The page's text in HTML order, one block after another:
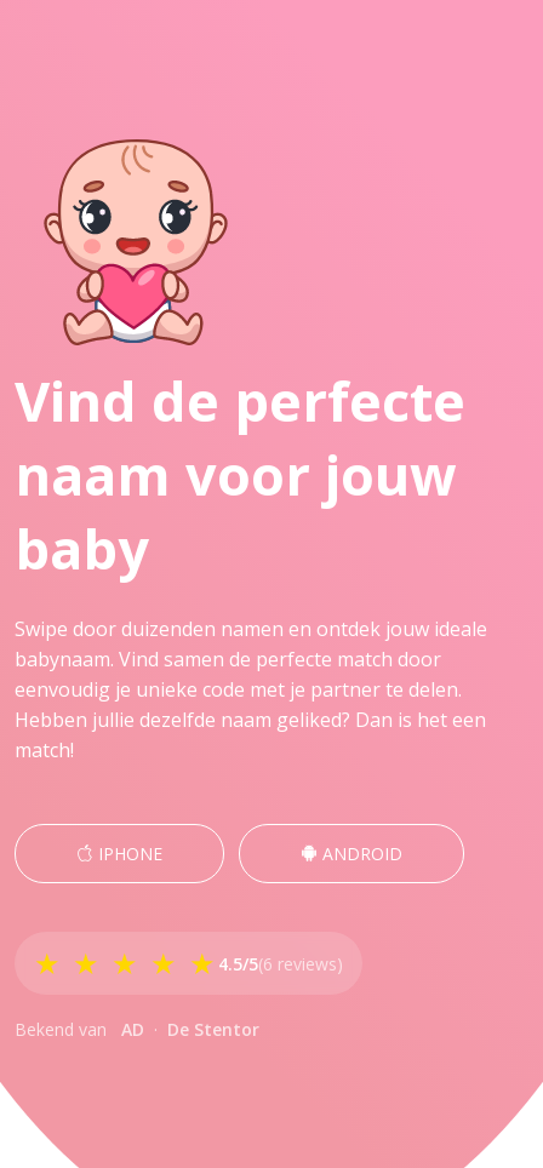
Vind de perfecte
naam voor jouw
baby
Swipe door duizenden namen en ontdek jouw ideale
babynaam. Vind samen de perfecte match door
eenvoudig je unieke code met je partner te delen.
Hebben jullie dezelfde naam geliked? Dan is het een
match!
IPHONE ANDROID
★ ★ ★ ★ ★ 4.5/5(6 reviews)
Bekend van AD · De Stentor